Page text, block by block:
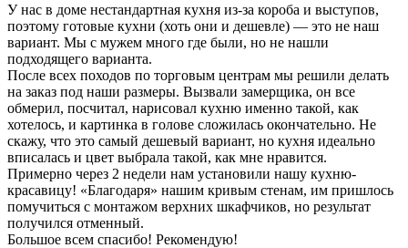
У нас в доме нестандартная кухня из-за короба и выступов,
поэтому готовые кухни (хоть они и дешевле) — это не наш
вариант. Мы с мужем много где были, но не нашли
подходящего варианта.
После всех походов по торговым центрам мы решили делать
на заказ под наши размеры. Вызвали замерщика, он все
обмерил, посчитал, нарисовал кухню именно такой, как
хотелось, и картинка в голове сложилась окончательно. Не
скажу, что это самый дешевый вариант, но кухня идеально
вписалась и цвет выбрала такой, как мне нравится.
Примерно через 2 недели нам установили нашу кухню-
красавицу! «Благодаря» нашим кривым стенам, им пришлось
помучиться с монтажом верхних шкафчиков, но результат
получился отменный.
Большое всем спасибо! Рекомендую!